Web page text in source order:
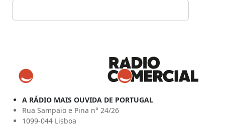
A RÁDIO MAIS OUVIDA DE PORTUGAL
Rua Sampaio e Pina n° 24/26
1099-044 Lisboa